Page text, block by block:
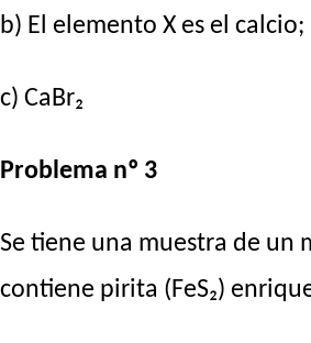
b) El elemento X es el calcio;
c) CaBr₂
Problema nº 3
Se tiene una muestra de un
contiene pirita (FeS₂)